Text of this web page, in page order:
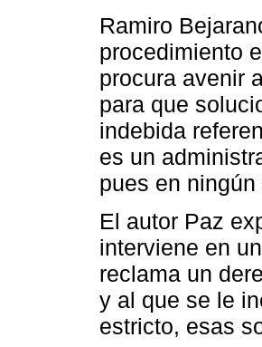
Ramiro
procedimiento
procura avenir
para que
indebida
es un
pues en
El autor Paz
interviene en
reclama un
y al que se le
estricto, esas